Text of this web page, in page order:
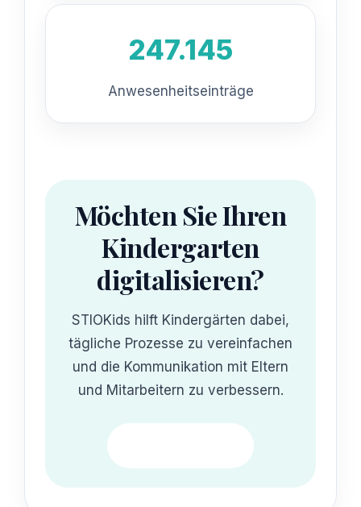
247.145
Anwesenheitseinträge
Möchten Sie Ihren
Kindergarten
digitalisieren?
STIOKids hilft Kindergärten dabei,
tägliche Prozesse zu vereinfachen
und die Kommunikation mit Eltern
und Mitarbeitern zu verbessern.